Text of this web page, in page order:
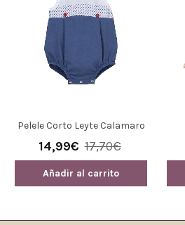
Pelele Corto Leyte Calamaro
32333
14,99€ 17,70€
Añadir al carrito